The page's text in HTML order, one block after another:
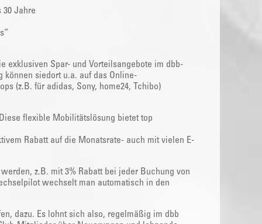
30 Jahre
exklusiven Spar- und Vorteilsangebote im dbb-
können siedort u.a. auf das Online-
(z.B. für adidas, Sony, home24, Tchibo)
flexible Mobilitätslösung bietet top
Rabatt auf die Monatsrate- auch mit vielen E-
z.B. mit 3% Rabatt bei jeder Buchung von
wechselt man automatisch in den
dazu. Es lohnt sich also, regelmäßig im dbb